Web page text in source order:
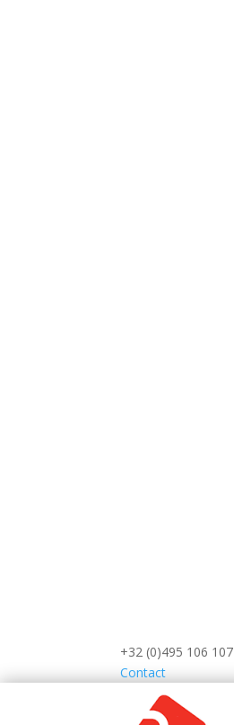
+32 (0)495 106 107
Contact